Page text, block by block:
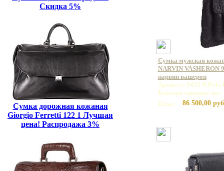
Скидка 5%
Сумка дорожная кожаная
Giorgio Ferretti 122 1 Лучшая
цена! Распродажа 3%
Сумка мужская
NARVIN VASHERON
нарвин вашерон
Артикул: 9455 N.Polo
Базовая единица: шт
Цена:
86 500,00